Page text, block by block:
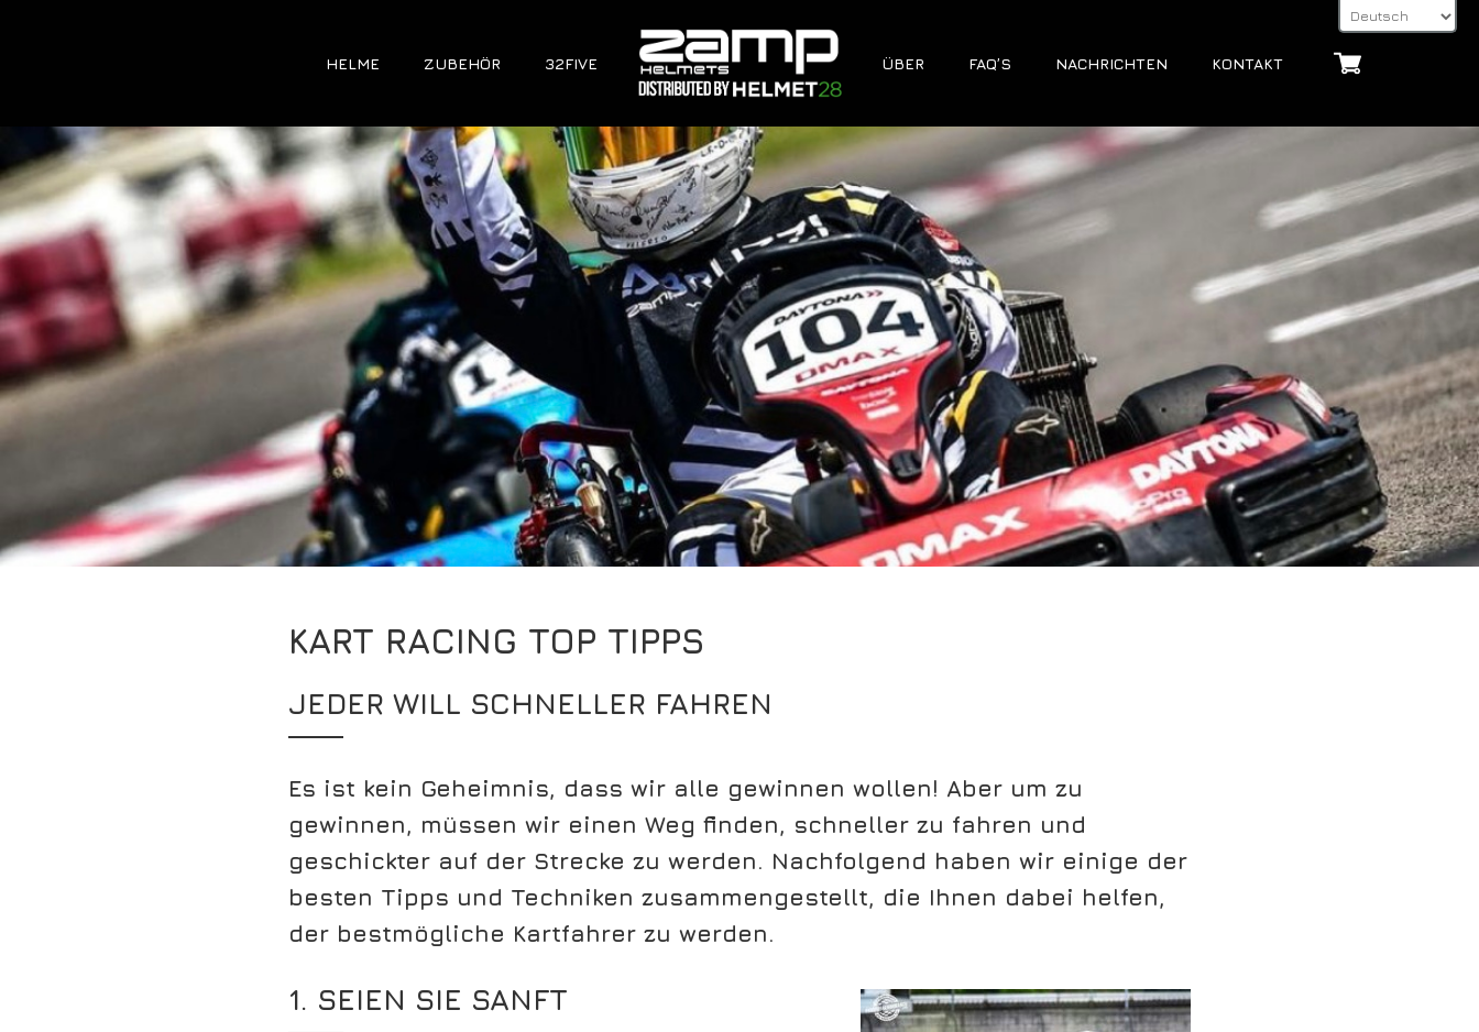
HELME ZUBEHÖR 32FIVE ÜBER FAQ’S NACHRICHTEN KONTAKT
KART RACING TOP TIPPS
JEDER WILL SCHNELLER FAHREN
Es ist kein Geheimnis, dass wir alle gewinnen wollen! Aber um zu
gewinnen, müssen wir einen Weg finden, schneller zu fahren und
geschickter auf der Strecke zu werden. Nachfolgend haben wir einige der
besten Tipps und Techniken zusammengestellt, die Ihnen dabei helfen,
der bestmögliche Kartfahrer zu werden.
1. SEIEN SIE SANFT